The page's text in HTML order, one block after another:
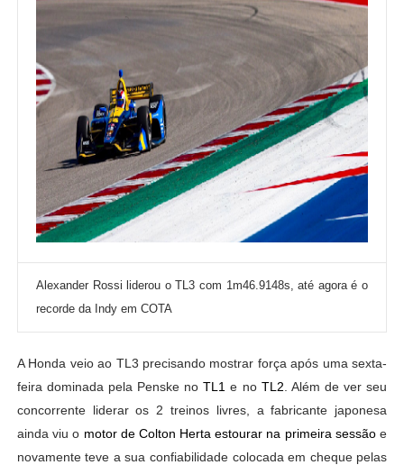
Alexander Rossi liderou o TL3 com 1m46.9148s, até agora é o
recorde da Indy em COTA
A Honda veio ao TL3 precisando mostrar força após uma sexta-
feira dominada pela Penske noTL1 e no TL2 . Além de ver seu
concorrente liderar os 2 treinos livres, a fabricante japonesa
ainda viu o motor de Colton Herta estourar na primeira sessãoe
novamente teve a sua confiabilidade colocada em cheque pelas